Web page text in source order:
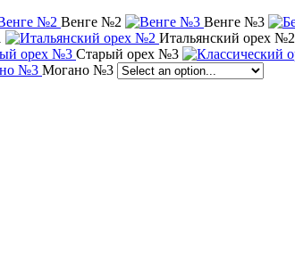
Венге №2 Венге №3
Итальянский орех №2
Старый орех №3
Могано №3